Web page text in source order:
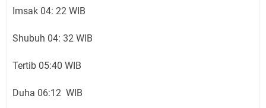
Imsak 04: 22 WIB
Shubuh 04: 32 WIB
Tertib 05:40 WIB
Duha 06:12 WIB